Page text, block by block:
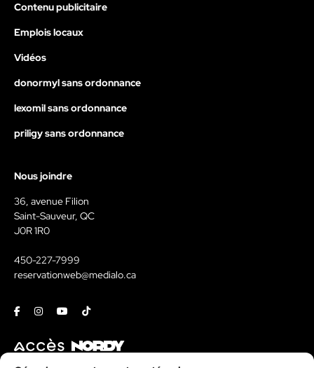
Contenu publicitaire
Emplois locaux
Vidéos
donormyl sans ordonnance
lexomil sans ordonnance
priligy sans ordonnance
Nous joindre
36, avenue Filion
Saint-Sauveur, QC
J0R 1R0
450-227-7999
reservationweb@medialo.ca
FacebookInstagramYoutubeTiktok